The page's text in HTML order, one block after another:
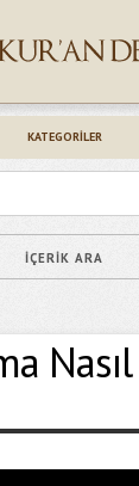
KATEGORILER